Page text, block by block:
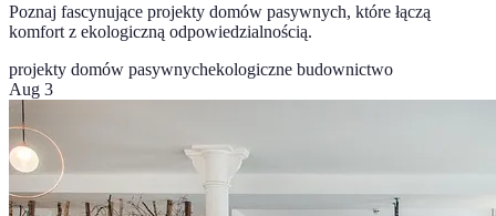
Poznaj fascynujące projekty domów pasywnych, które łączą
komfort z ekologiczną odpowiedzialnością.
projekty domów pasywnychekologiczne budownictwo
Aug 3